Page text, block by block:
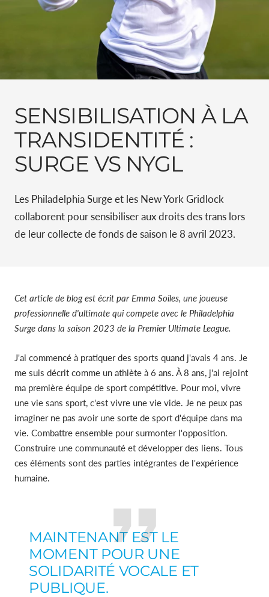
SENSIBILISATION À LA
TRANSIDENTITÉ :
SURGE VS NYGL
Les Philadelphia Surge et les New York Gridlock
collaborent pour sensibiliser aux droits des trans lors
de leur collecte de fonds de saison le 8 avril 2023.
Cet article de blog est écrit par Emma Soiles, une joueuse
professionnelle d'ultimate qui compete avec le Philadelphia
Surge dans la saison 2023 de la Premier Ultimate League.
J'ai commencé à pratiquer des sports quand j'avais 4 ans. Je
me suis décrit comme un athlète à 6 ans. À 8 ans, j'ai rejoint
ma première équipe de sport compétitive. Pour moi, vivre
une vie sans sport, c'est vivre une vie vide. Je ne peux pas
imaginer ne pas avoir une sorte de sport d'équipe dans ma
vie. Combattre ensemble pour surmonter l'opposition.
Construire une communauté et développer des liens. Tous
ces éléments sont des parties intégrantes de l'expérience
humaine.
MAINTENANT EST LE
MOMENT POUR UNE
SOLIDARITÉ VOCALE ET
PUBLIQUE.